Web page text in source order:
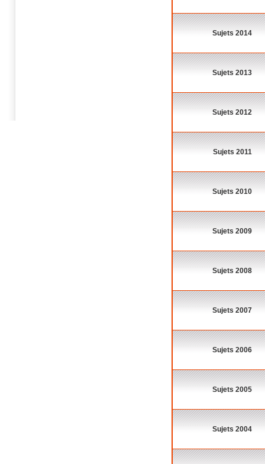
Sujets 2014
Sujets 2013
Sujets 2012
Sujets 2011
Sujets 2010
Sujets 2009
Sujets 2008
Sujets 2007
Sujets 2006
Sujets 2005
Sujets 2004